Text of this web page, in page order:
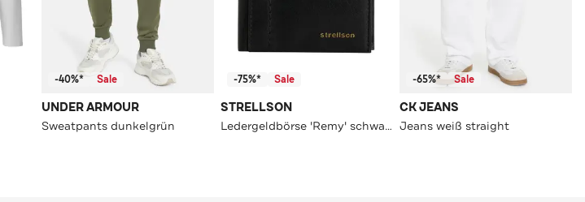
-40%* Sale
UNDER ARMOUR
Sweatpants dunkelgrün
-75%* Sale
STRELLSON
Ledergeldbörse 'Remy' schwarz
-65%* Sale
CK JEANS
Jeans weiß straight